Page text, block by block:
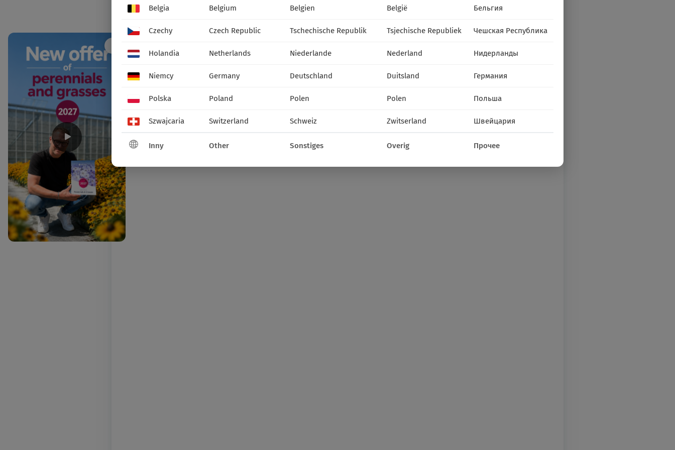
Social media
Belgia Belgium Belgien België Бельгия
Czechy Czech Republic Tschechische Republik Tsjechische Republiek Чешская Республика
Holandia Netherlands Niederlande Nederland Нидерланды
Niemcy Germany Deutschland Duitsland Германия
Polska Poland Polen Polen Польша
Szwajcaria Switzerland Schweiz Zwitserland Швейцария
Inny Other Sonstiges Overig Прочее